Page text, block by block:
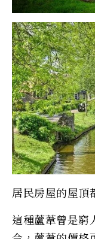
居民房屋的屋頂
這種蘆葦曾是窮